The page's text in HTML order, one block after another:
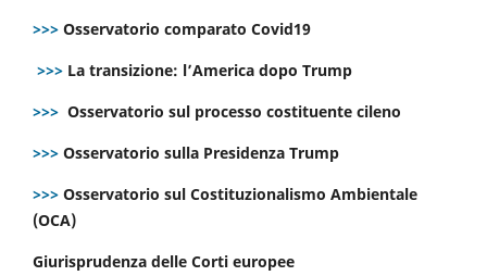
>>> Osservatorio comparato Covid19
>>> La transizione: l’America dopo Trump
>>> Osservatorio sul processo costituente cileno
>>> Osservatorio sulla Presidenza Trump
>>> Osservatorio sul Costituzionalismo Ambientale
(OCA)
Giurisprudenza delle Corti europee